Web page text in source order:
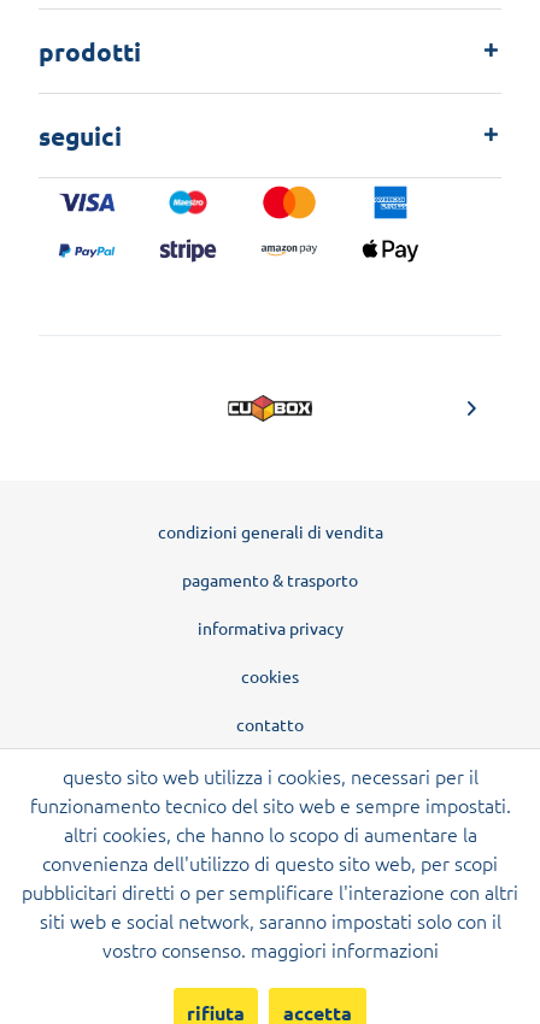
prodotti
seguici
condizioni generali di vendita
pagamento & trasporto
informativa privacy
cookies
contatto
questo sito web utilizza i cookies, necessari per il
funzionamento tecnico del sito web e sempre impostati.
altri cookies, che hanno lo scopo di aumentare la
convenienza dell'utilizzo di questo sito web, per scopi
pubblicitari diretti o per semplificare l'interazione con altri
siti web e social network, saranno impostati solo con il
vostro consenso. maggiori informazioni
rifiuta accetta